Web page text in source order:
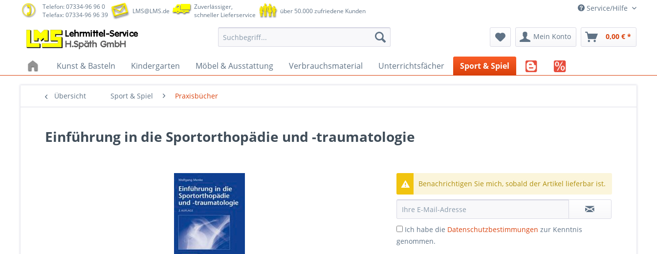
Telefon: 07334-96 96 0
Telefax: 07334-96 96 39
LMS@LMS.de
Zuverlässiger,
schneller Lieferservice
über 50.000 zufriedene Kunden Service/Hilfe
Mein Konto 0,00 € *
Kunst & Basteln Kindergarten Möbel & Ausstattung Verbrauchsmaterial Unterrichtsfächer Sport & Spiel
Übersicht Sport & Spiel Praxisbücher
Einführung in die Sportorthopädie und -traumatologie
Benachrichtigen Sie mich, sobald der Artikel lieferbar ist.
Ich habe die Datenschutzbestimmungen zur Kenntnis
genommen.